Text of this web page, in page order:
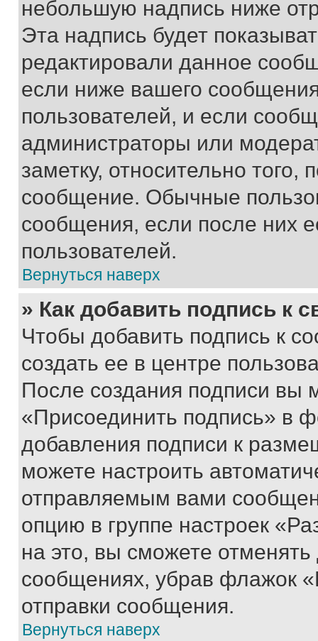
небольшую надпись ниже
Эта надпись будет
редактировали данное
если ниже вашего
пользователей, и если
администраторы или
заметку, относительно
сообщение. Обычные
сообщения, если после них
пользователей.
Вернуться наверх
» Как добавить подпись к
Чтобы добавить подпись к
создать ее в центре
После создания подписи вы
«Присоединить подпись» в
добавления подписи к
можете настроить
отправляемым вами
опцию в группе настроек
на это, вы сможете
сообщениях, убрав флажок
отправки сообщения.
Вернуться наверх